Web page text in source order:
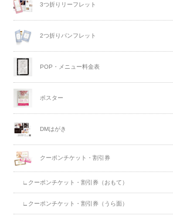
3つ折りリーフレット
2つ折りパンフレット
POP・メニュー料金表
ポスター
DMはがき
クーポンチケット・割引券
∟クーポンチケット・割引券（おもて）
∟クーポンチケット・割引券（うら面）